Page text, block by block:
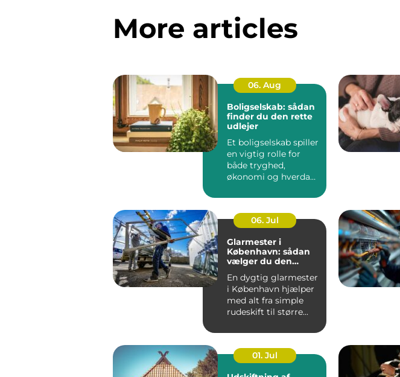
More articles
06. Aug
Boligselskab: sådan
finder du den rette
udlejer
Et boligselskab spiller
en vigtig rolle for
både tryghed,
økonomi og hverdag,
06. Jul
Glarmester i
København: sådan
vælger du den
En dygtig glarmester
i København hjælper
med alt fra simple
rudeskift til større...
01. Jul